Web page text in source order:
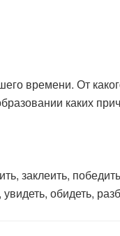
времени. От
каких
заклеить,
обидеть,